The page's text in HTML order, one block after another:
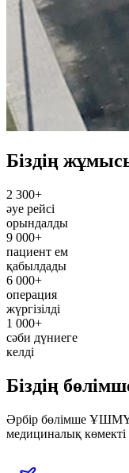
Біздің
2 300+
әуе рейсі
орындалды
9 000+
пациент ем
қабылдады
6 000+
операция
жүргізілді
1 000+
сәби дүниеге
келді
Біздің
Әрбір бөлімше
медициналық көмекті